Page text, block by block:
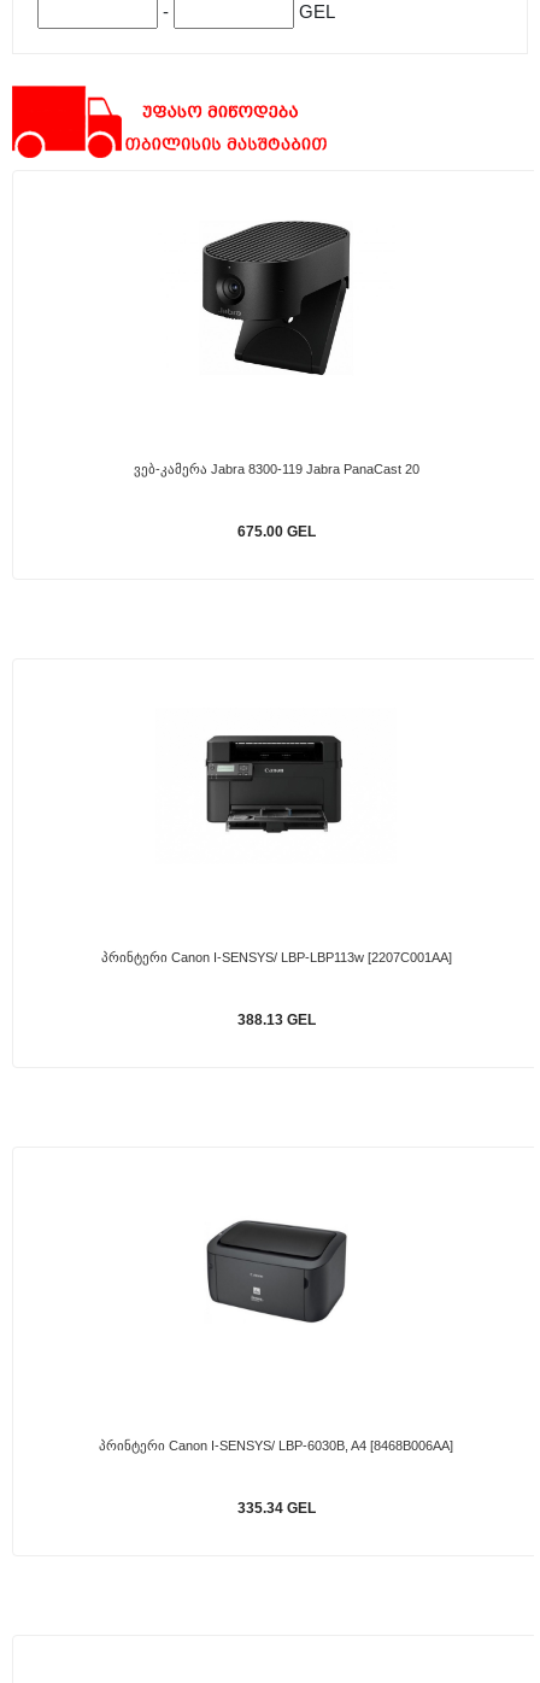
- GEL
Ვებ-Კამერა Jabra 8300-119 Jabra PanaCast 20
675.00 GEL
Პრინტერი Canon I-SENSYS/ LBP-LBP113w [2207C001AA]
388.13 GEL
Პრინტერი Canon I-SENSYS/ LBP-6030B, A4 [8468B006AA]
335.34 GEL